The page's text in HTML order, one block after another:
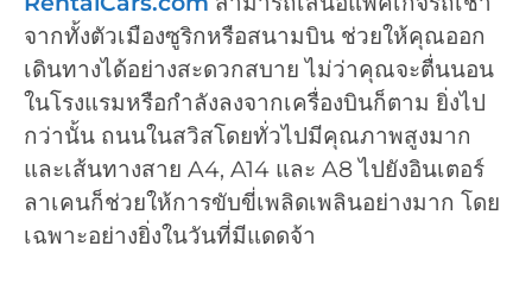
จากทั้งตัวเมืองซูริกหรือสนามบิน ช่วยให้คุณออก
เดินทางได้อย่างสะดวกสบาย ไม่ว่าคุณจะตื่นนอน
ในโรงแรมหรือกำลังลงจากเครื่องบินก็ตาม ยิ่งไป
กว่านั้น ถนนในสวิสโดยทั่วไปมีคุณภาพสูงมาก
และเส้นทางสาย A4, A14 และ A8 ไปยังอินเตอร์
ลาเคนก็ช่วยให้การขับขี่เพลิดเพลินอย่างมาก โดย
เฉพาะอย่างยิ่งในวันที่มีแดดจ้า